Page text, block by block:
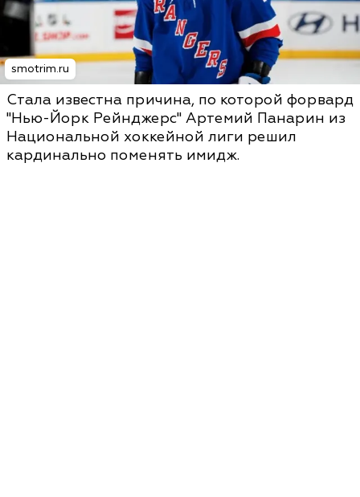
smotrim.ru
Стала известна причина, по которой форвард
"Нью-Йорк Рейнджерс" Артемий Панарин из
Национальной хоккейной лиги решил
кардинально поменять имидж.